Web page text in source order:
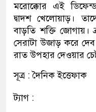
মরোক্কোর এই
দ্বাদশ খেলোয়াড়।
বাড়তি শক্তি জোগায়।
সেরাটা উজাড় করে
রাত উপহার দেওয়ার
সূত্র : দৈনিক ইত্তেফাক
ট্যাগ :